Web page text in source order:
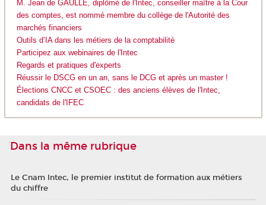
M. Jean de GAULLE, diplômé de l'Intec, conseiller maître à la Cour
des comptes, est nommé membre du collège de l'Autorité des
marchés financiers
Outils d’IA dans les métiers de la comptabilité
Participez aux webinaires de l'Intec
Regards et pratiques d'experts
Réussir le DSCG en un an, sans le DCG et après un master !
Élections CNCC et CSOEC : des anciens élèves de l'Intec,
candidats de l'IFEC
Dans la même rubrique
Le Cnam Intec, le premier institut de formation aux métiers
du chiffre